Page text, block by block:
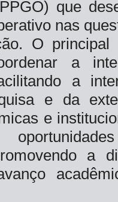
que
nas
O
a
a
e da
e
a